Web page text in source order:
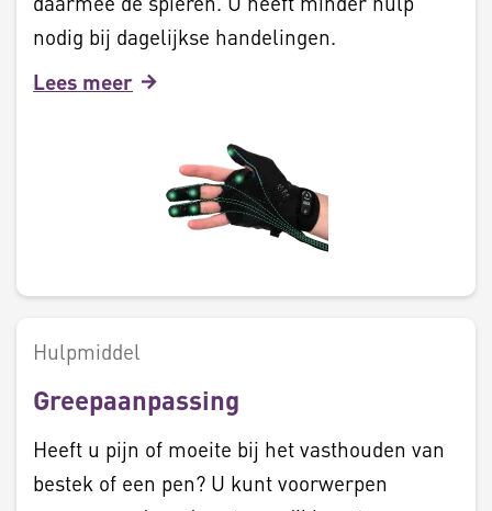
nodig bij dagelijkse handelingen.
Lees meer
Hulpmiddel
Greepaanpassing
Heeft u pijn of moeite bij het vasthouden van
bestek of een pen? U kunt voorwerpen